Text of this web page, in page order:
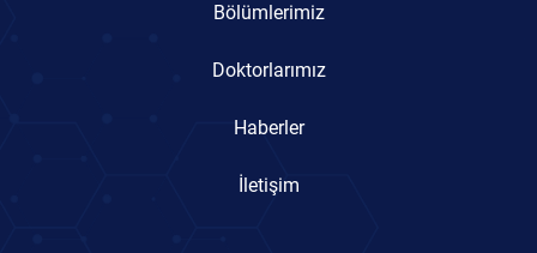
Bölümlerimiz
Doktorlarımız
Haberler
İletişim